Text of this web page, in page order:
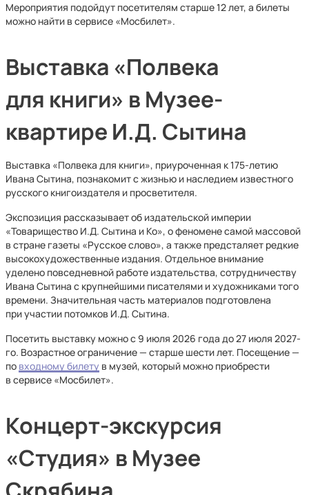
Мероприятия подойдут посетителям старше 12 лет, а билеты
можно найти в сервисе «Мосбилет».
Выставка «Полвека
для книги» в Музее-
квартире И.Д. Сытина
Выставка «Полвека для книги», приуроченная к 175-летию
Ивана Сытина, познакомит с жизнью и наследием известного
русского книгоиздателя и просветителя.
Экспозиция рассказывает об издательской империи
«Товарищество И.Д. Сытина и Ко», о феномене самой массовой
в стране газеты «Русское слово», а также предсталяет редкие
высокохудожественные издания. Отдельное внимание
уделено повседневной работе издательства, сотрудничеству
Ивана Сытина с крупнейшими писателями и художниками того
времени. Значительная часть материалов подготовлена
при участии потомков И.Д. Сытина.
Посетить выставку можно с 9 июля 2026 года до 27 июля 2027-
го. Возрастное ограничение — старше шести лет. Посещение —
по входному билету в музей, который можно приобрести
в сервисе «Мосбилет».
Концерт-экскурсия
«Студия» в Музее